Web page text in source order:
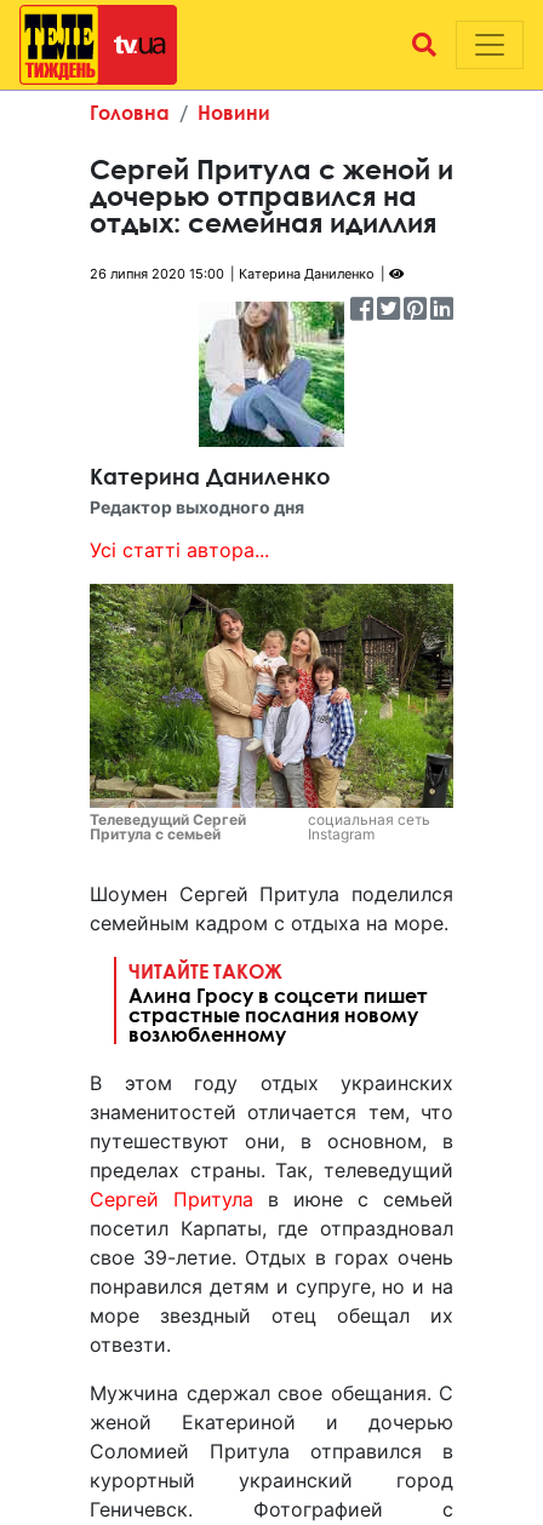
Головна Новини
Сергей Притула с женой и
дочерью отправился на
отдых: семейная идиллия
26 липня 2020 15:00 Катерина Даниленко
Катерина Даниленко
Редактор выходного дня
Усі статті автора...
Телеведущий Сергей
Притула с семьей
социальная сеть
Instagram
Шоумен Сергей Притула поделился
семейным кадром с отдыха на море.
ЧИТАЙТЕ ТАКОЖ
Алина Гросу в соцсети пишет
страстные послания новому
возлюбленному
В этом году отдых украинских
знаменитостей отличается тем, что
путешествуют они, в основном, в
пределах страны. Так, телеведущий
Сергей Притула в июне с семьей
посетил Карпаты, где отпраздновал
свое 39-летие. Отдых в горах очень
понравился детям и супруге, но и на
море звездный отец обещал их
отвезти.
Мужчина сдержал свое обещания. С
женой Екатериной и дочерью
Соломией Притула отправился в
курортный украинский город
Геничевск. Фотографией с